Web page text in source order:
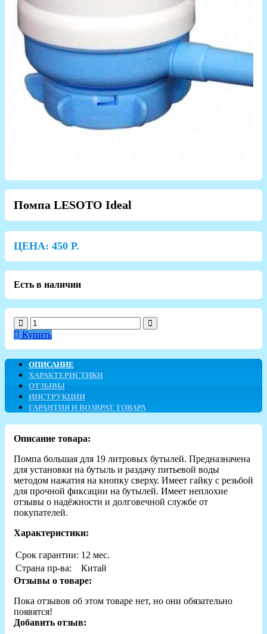
Помпа LESOTO Ideal
ЦЕНА: 450 Р.
Есть в наличии
Купить
ОПИСАНИЕ
ХАРАКТЕРИСТИКИ
ОТЗЫВЫ
ИНСТРУКЦИИ
ГАРАНТИЯ И ВОЗВРАТ ТОВАРА
Описание товара:
Помпа большая для 19 литровых бутылей. Предназначена
для установки на бутыль и раздачу питьевой воды
методом нажатия на кнопку сверху. Имеет гайку с резьбой
для прочной фиксации на бутылей. Имеет неплохие
отзывы о надёжности и долговечной службе от
покупателей.
Характеристики:
Срок гарантии: 12 мес.
Страна пр-ва:
Китай
Отзывы о товаре:
Пока отзывов об этом товаре нет, но они обязательно
появятся!
Добавить отзыв: